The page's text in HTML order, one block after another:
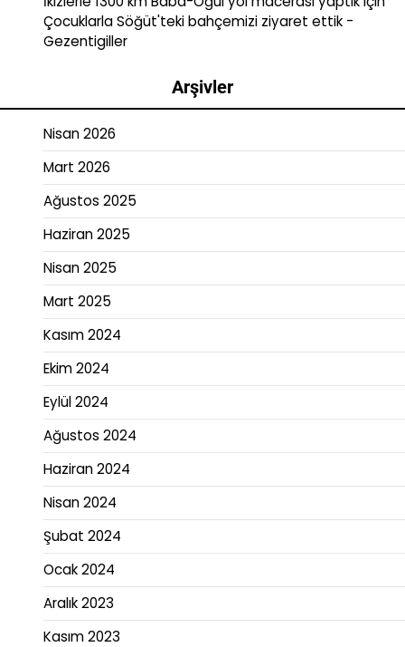
Çocuklarla Söğüt'teki bahçemizi ziyaret ettik -
Gezentigiller
Arşivler
Nisan 2026
Mart 2026
Ağustos 2025
Haziran 2025
Nisan 2025
Mart 2025
Kasım 2024
Ekim 2024
Eylül 2024
Ağustos 2024
Haziran 2024
Nisan 2024
Şubat 2024
Ocak 2024
Aralık 2023
Kasım 2023